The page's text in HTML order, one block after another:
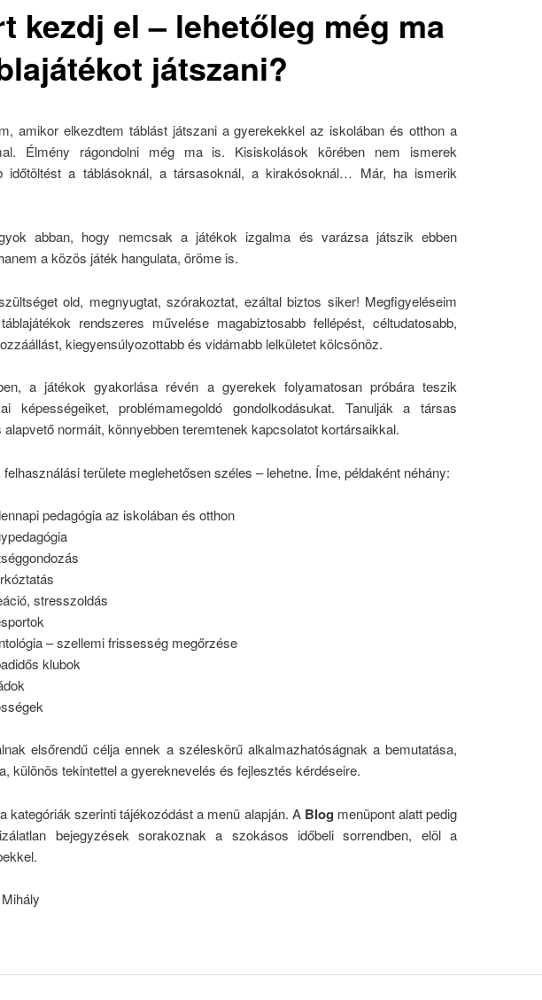
kezdj el – lehetőleg még ma
játszani?
amikor elkezdtem táblást játszani a gyerekekkel az iskolában és otthon a
Élmény rágondolni még ma is. Kisiskolások körében nem ismerek
időtöltést a táblásoknál, a társasoknál, a kirakósoknál… Már, ha ismerik
abban, hogy nemcsak a játékok izgalma és varázsa játszik ebben
a közös játék hangulata, öröme is.
old, megnyugtat, szórakoztat, ezáltal biztos siker! Megfigyeléseim
rendszeres művelése magabiztosabb fellépést, céltudatosabb,
kiegyensúlyozottabb és vidámabb lelkületet kölcsönöz.
a játékok gyakorlása révén a gyerekek folyamatosan próbára teszik
képességeiket, problémamegoldó gondolkodásukat. Tanulják a társas
normáit, könnyebben teremtenek kapcsolatot kortársaikkal.
területe meglehetősen széles – lehetne. Íme, példaként néhány:
pedagógia az iskolában és otthon
stresszoldás
– szellemi frissesség megőrzése
klubok
elsőrendű célja ennek a széleskörű alkalmazhatóságnak a bemutatása,
különös tekintettel a gyereknevelés és fejlesztés kérdéseire.
kategóriák szerinti tájékozódást a menü alapján. A Blog menüpont alatt pedig
bejegyzések sorakoznak a szokásos időbeli sorrendben, elöl a